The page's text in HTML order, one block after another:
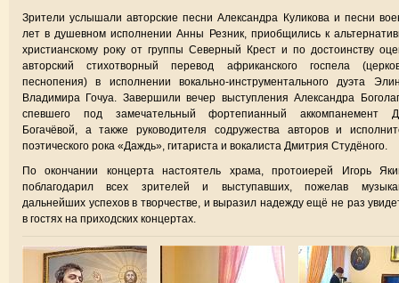
Зрители услышали авторские песни Александра Куликова и песни
лет в душевном исполнении Анны Резник, приобщились к
христианскому року от группы Северный Крест и по достоинству
авторский стихотворный перевод африканского госпела
песнопения) в исполнении вокально-инструментального дуэта
Владимира Гочуа. Завершили вечер выступления Александра
спевшего под замечательный фортепианный аккомпанемент
Богачёвой, а также руководителя содружества авторов и
поэтического рока «Даждь», гитариста и вокалиста Дмитрия Студëного.
По окончании концерта настоятель храма, протоиерей Игорь
поблагодарил всех зрителей и выступавших, пожелав
дальнейших успехов в творчестве, и выразил надежду ещё не раз
в гостях на приходских концертах.